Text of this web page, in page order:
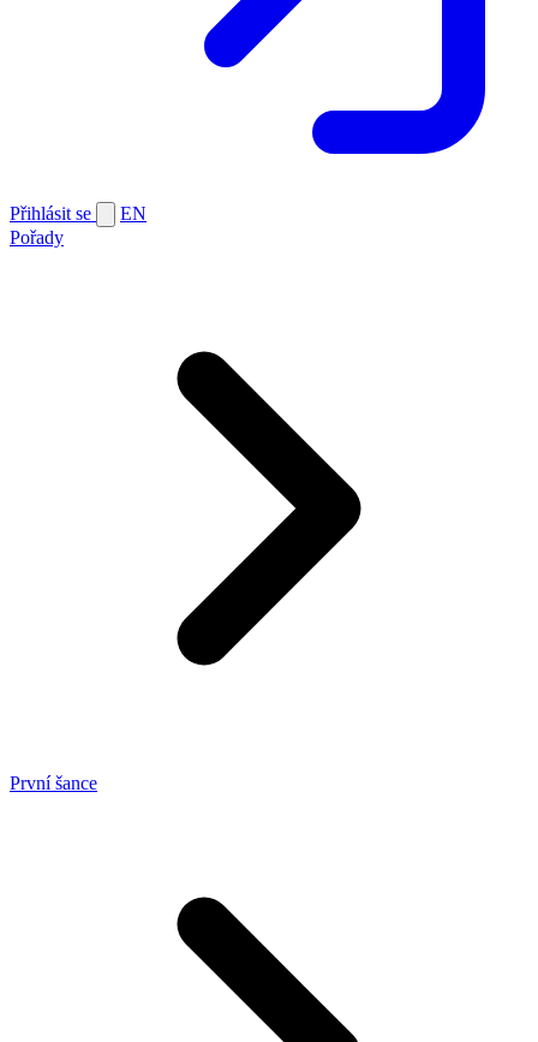
Přihlásit se
EN
Pořady
První šance